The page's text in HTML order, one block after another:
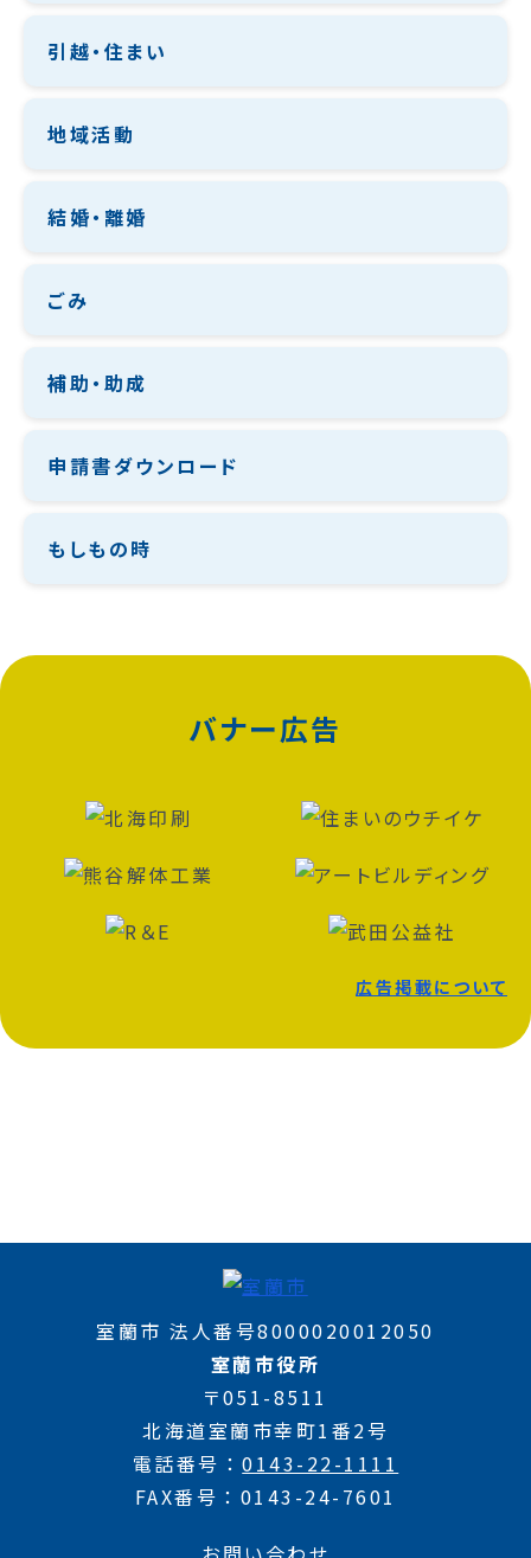
引越・住まい
地域活動
結婚・離婚
ごみ
補助・助成
申請書ダウンロード
もしもの時
バナー広告
広告掲載について
室蘭市 法人番号8000020012050
室蘭市役所
〒051-8511
北海道室蘭市幸町1番2号
電話番号
0143-22-1111
FAX番号
0143-24-7601